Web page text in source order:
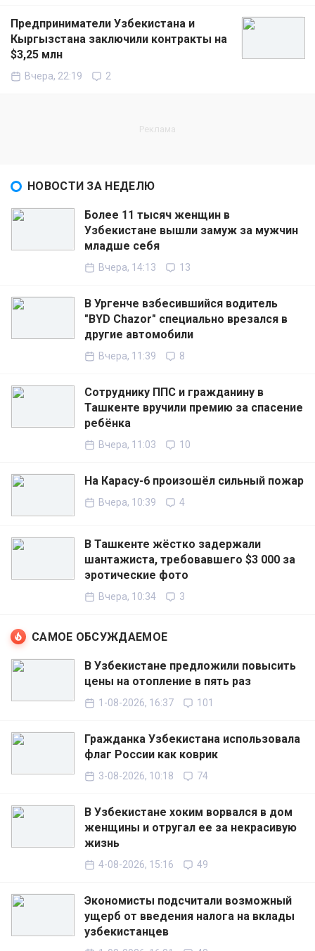
Предприниматели Узбекистана и
Кыргызстана заключили контракты на
$3,25 млн
Вчера, 22:19 2
НОВОСТИ ЗА НЕДЕЛЮ
Более 11 тысяч женщин в
Узбекистане вышли замуж за мужчин
младше себя
Вчера, 14:13 13
В Ургенче взбесившийся водитель
"BYD Chazor" специально врезался в
другие автомобили
Вчера, 11:39 8
Сотруднику ППС и гражданину в
Ташкенте вручили премию за спасение
ребёнка
Вчера, 11:03 10
На Карасу-6 произошёл сильный пожар
Вчера, 10:39 4
В Ташкенте жёстко задержали
шантажиста, требовавшего $3 000 за
эротические фото
Вчера, 10:34 3
САМОЕ ОБСУЖДАЕМОЕ
В Узбекистане предложили повысить
цены на отопление в пять раз
1-08-2026, 16:37 101
Гражданка Узбекистана использовала
флаг России как коврик
3-08-2026, 10:18 74
В Узбекистане хоким ворвался в дом
женщины и отругал ее за некрасивую
жизнь
4-08-2026, 15:16 49
Экономисты подсчитали возможный
ущерб от введения налога на вклады
узбекистанцев